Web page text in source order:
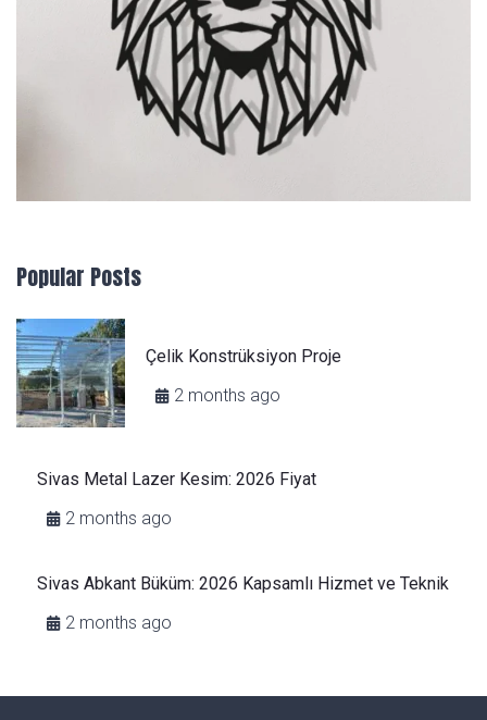
Popular Posts
Çelik Konstrüksiyon Proje
2 months ago
Sivas Metal Lazer Kesim: 2026 Fiyat
2 months ago
Sivas Abkant Büküm: 2026 Kapsamlı Hizmet ve Teknik
2 months ago